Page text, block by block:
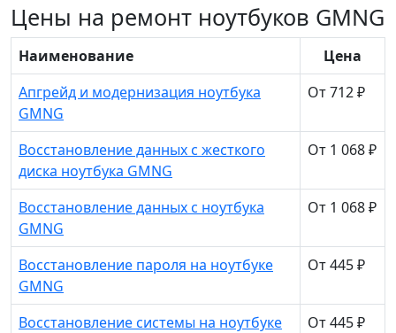
Цены на ремонт ноутбуков GMNG
Наименование
Цена
Апгрейд и модернизация ноутбука
GMNG
От 712 ₽
Восстановление данных с жесткого
диска ноутбука GMNG
От 1 068 ₽
Восстановление данных с ноутбука
GMNG
От 1 068 ₽
Восстановление пароля на ноутбуке
GMNG
От 445 ₽
Восстановление системы на ноутбуке
От 445 ₽